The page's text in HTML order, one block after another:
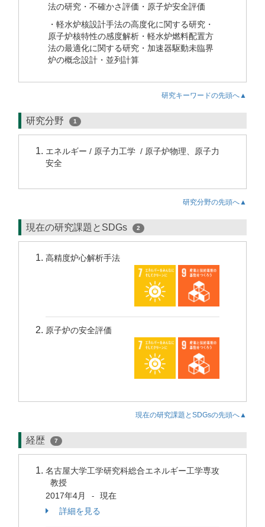
法の研究・不確かさ評価・原子炉安全評価
・軽水炉核設計手法の高度化に関する研究・
原子炉核特性の感度解析・軽水炉燃料配置方
法の最適化に関する研究・加速器駆動未臨界
炉の概念設計・並列計算
研究キーワードの先頭へ▲
研究分野 1
エネルギー / 原子力工学 / 原子炉物理、原子力
安全
研究分野の先頭へ▲
現在の研究課題とSDGs 2
高精度炉心解析手法
原子炉の安全評価
現在の研究課題とSDGsの先頭へ▲
経歴 7
名古屋大学工学研究科総合エネルギー工学専攻
教授
2017年4月
-
現在
詳細を見る